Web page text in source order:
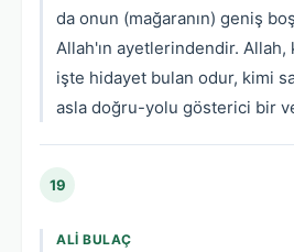
da onun (mağaranın) geniş
Allah'ın ayetlerindendir.
işte hidayet bulan odur, kimi
asla doğru-yolu gösterici bir
19
ALI BULAÇ